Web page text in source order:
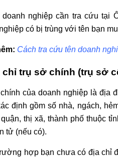
doanh nghiệp cần tra cứu tại
có bị trùng với tên bạn
Cách tra cứu tên doanh
chỉ trụ sở chính (trụ sở
của doanh nghiệp là địa
định gồm số nhà, ngách,
quận, thị xã, thành phố thuộc
tử (nếu có).
hợp bạn chưa có địa chỉ